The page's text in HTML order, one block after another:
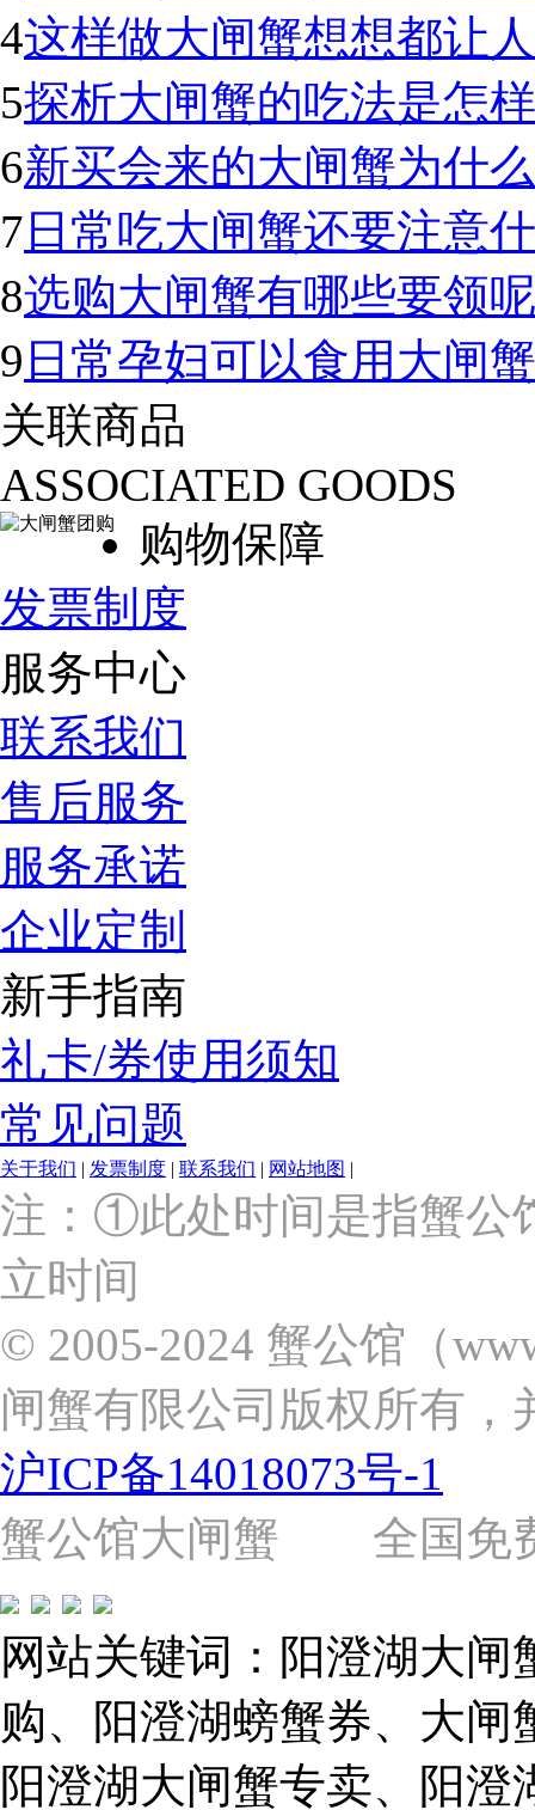
4这样做大闸蟹想想都让
5探析大闸蟹的吃法是怎
6新买会来的大闸蟹为什
7 日常吃大闸蟹还要注意
8选购大闸蟹有哪些要领
9 日常孕妇可以食用大闸
关联商品
ASSOCIATED GOODS
购物保障
发票制度
服务中心
联系我们
售后服务
服务承诺
企业定制
新手指南
礼卡/券使用须知
常见问题
关于我们 | 发票制度 | 联系我们 | 网站地图 |
上
海
市
浦
东
区
杨
路
号
（靠
近
苗
圃
路）
Tel:
021-
62243579
E-
mail:
859749344@qq.com
1019225591
注：①此处时间是指蟹公
立时间
© 2005-2024 蟹公馆（
闸蟹有限公司版权所有，
沪ICP备14018073号-1
蟹公馆大闸蟹 全国免费
网站关键词：阳澄湖大
购、阳澄湖螃蟹券、大
阳澄湖大闸蟹专卖、阳